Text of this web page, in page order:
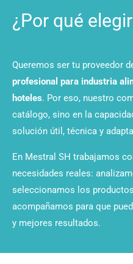
¿Por qué
Queremos ser tu proveedor
profesional para industria
hoteles. Por eso, nuestro
catálogo, sino en la
solución útil, técnica y
En Mestral SH trabajamos
necesidades reales:
seleccionamos los
acompañamos para que
y mejores resultados.